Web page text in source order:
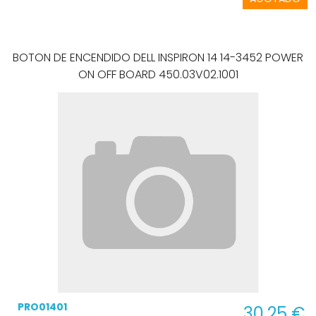
BOTON DE ENCENDIDO DELL INSPIRON 14 14-3452 POWER
ON OFF BOARD 450.03V02.1001
PRO01401